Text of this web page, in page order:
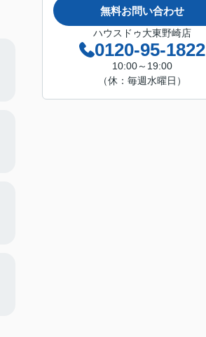
無料お問い合わせ
ハウスドゥ大東野崎店
0120-95-1822
10:00～19:00
（休：毎週水曜日）